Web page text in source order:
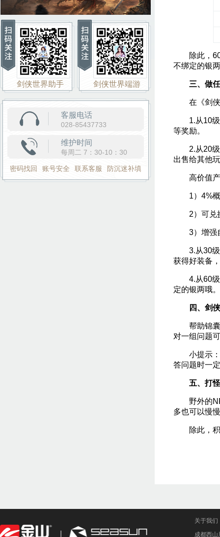
剑侠世界助手 剑侠世界端游
客服电话
028-85437733
维护时间
每周二 7：30-10：30
密码找回 账号安全 联系客服 防沉迷补填
除此，60
不绑定的银
三、做
在《剑侠
1.从10级开
等奖励。
2.从20级开
出售给其他
高价值产
1）4%概
2）可兑换
3）增强自
3.从30级开
获得好装备
4.从60级开
定的银两哦。
四、剑
帮助锦囊
对一组问题
小提示：
答问题时一
五、打
野外的
多也可以慢
除此，积
关于我们
成都西山